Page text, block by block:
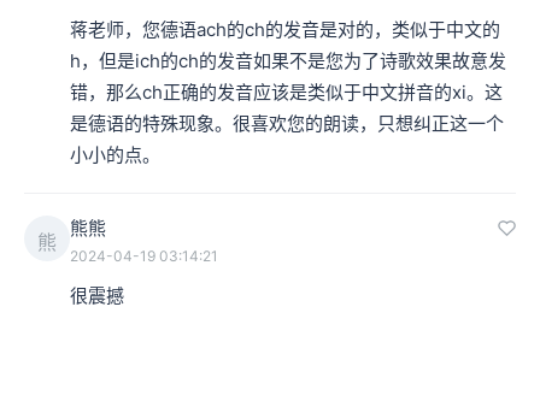
蒋老师，您德语ach的ch的发音是对的，类似于中文的
h，但是ich的ch的发音如果不是您为了诗歌效果故意发
错，那么ch正确的发音应该是类似于中文拼音的xi。这
是德语的特殊现象。很喜欢您的朗读，只想纠正这一个
小小的点。
熊
熊熊
2024-04-19 03:14:21
很震撼